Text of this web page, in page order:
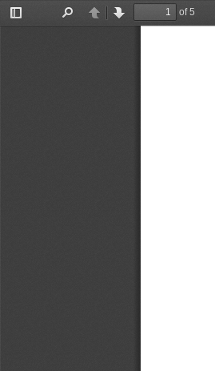
Toggle
PreviousNext
of 5